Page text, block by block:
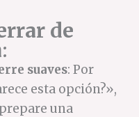
de
:
suaves: Por
esta opción?»,
una